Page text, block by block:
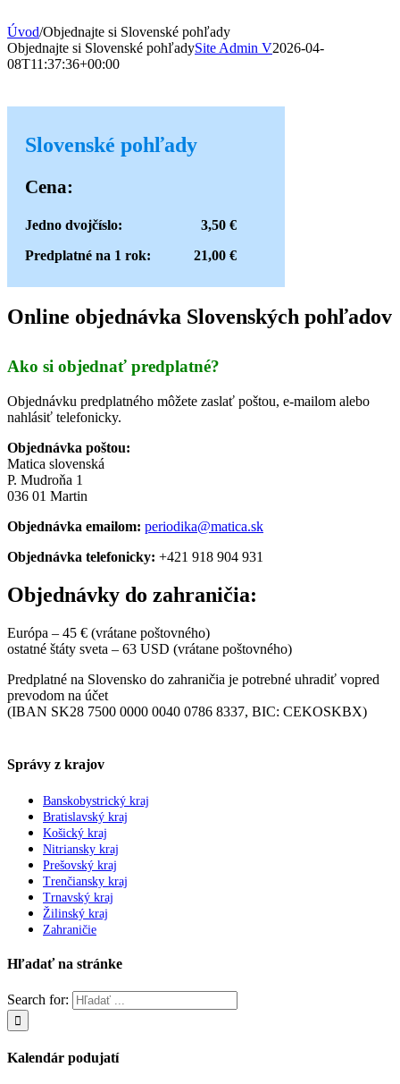
Úvod/Objednajte si Slovenské pohľady
Objednajte si Slovenské pohľadySite Admin V2026-04-
08T11:37:36+00:00
Slovenské pohľady
Cena:
Jedno dvojčíslo: 3,50 €
Predplatné na 1 rok: 21,00 €
Online objednávka Slovenských pohľadov
Ako si objednať predplatné?
Objednávku predplatného môžete zaslať poštou, e-mailom alebo
nahlásiť telefonicky.
Objednávka poštou:
Matica slovenská
P. Mudroňa 1
036 01 Martin
Objednávka emailom: periodika@matica.sk
Objednávka telefonicky: +421 918 904 931
Objednávky do zahraničia:
Európa – 45 € (vrátane poštovného)
ostatné štáty sveta – 63 USD (vrátane poštovného)
Predplatné na Slovensko do zahraničia je potrebné uhradiť vopred
prevodom na účet
(IBAN SK28 7500 0000 0040 0786 8337, BIC: CEKOSKBX)
Správy z krajov
Banskobystrický kraj
Bratislavský kraj
Košický kraj
Nitriansky kraj
Prešovský kraj
Trenčiansky kraj
Trnavský kraj
Žilinský kraj
Zahraničie
Hľadať na stránke
Search for:
Kalendár podujatí